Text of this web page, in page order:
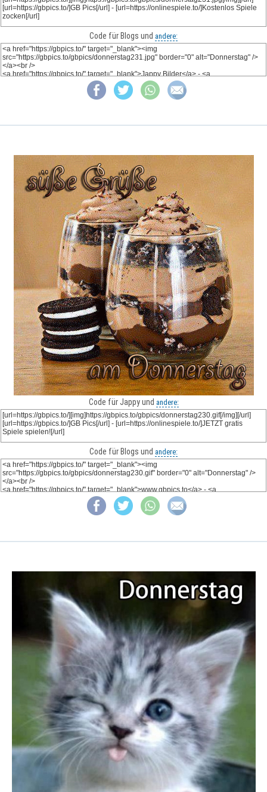
Code für Blogs und andere:
Code für Jappy und andere:
Code für Blogs und andere: